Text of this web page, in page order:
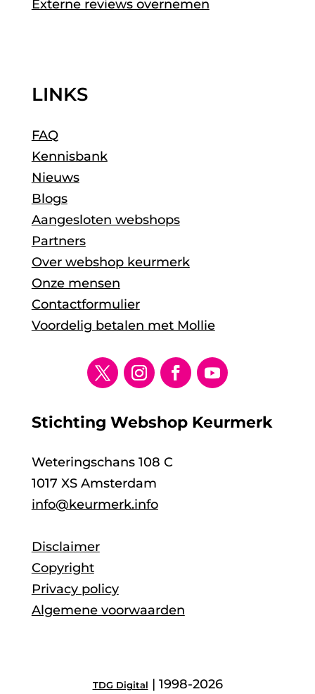
Externe reviews overnemen
LINKS
FAQ
Kennisbank
Nieuws
Blogs
Aangesloten webshops
Partners
Over webshop keurmerk
Onze mensen
Contactformulier
Voordelig betalen met Mollie
Stichting Webshop Keurmerk
Weteringschans 108 C
1017 XS Amsterdam
info@keurmerk.info
Disclaimer
Copyright
Privacy policy
Algemene voorwaarden
TDG Digital | 1998-2026